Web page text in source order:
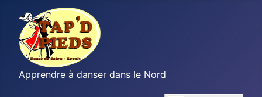
Apprendre à danser dans le Nord